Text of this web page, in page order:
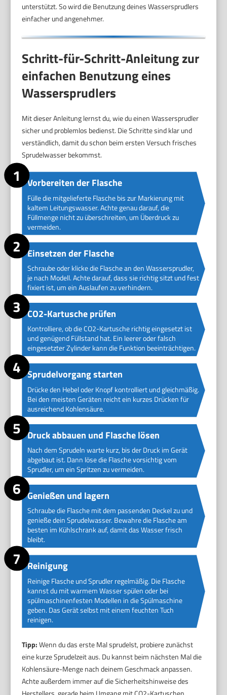
unterstützt. So wird die Benutzung deines Wassersprudlers
einfacher und angenehmer.
Schritt-für-Schritt-Anleitung zur
einfachen Benutzung eines
Wassersprudlers
Mit dieser Anleitung lernst du, wie du einen Wassersprudler
sicher und problemlos bedienst. Die Schritte sind klar und
verständlich, damit du schon beim ersten Versuch frisches
Sprudelwasser bekommst.
Vorbereiten der Flasche
Fülle die mitgelieferte Flasche bis zur Markierung mit
kaltem Leitungswasser. Achte genau darauf, die
Füllmenge nicht zu überschreiten, um Überdruck zu
vermeiden.
Einsetzen der Flasche
Schraube oder klicke die Flasche an den Wassersprudler,
je nach Modell. Achte darauf, dass sie richtig sitzt und fest
fixiert ist, um ein Auslaufen zu verhindern.
CO2-Kartusche prüfen
Kontrolliere, ob die CO2-Kartusche richtig eingesetzt ist
und genügend Füllstand hat. Ein leerer oder falsch
eingesetzter Zylinder kann die Funktion beeinträchtigen.
Sprudelvorgang starten
Drücke den Hebel oder Knopf kontrolliert und gleichmäßig.
Bei den meisten Geräten reicht ein kurzes Drücken für
ausreichend Kohlensäure.
Druck abbauen und Flasche lösen
Nach dem Sprudeln warte kurz, bis der Druck im Gerät
abgebaut ist. Dann löse die Flasche vorsichtig vom
Sprudler, um ein Spritzen zu vermeiden.
Genießen und lagern
Schraube die Flasche mit dem passenden Deckel zu und
genieße dein Sprudelwasser. Bewahre die Flasche am
besten im Kühlschrank auf, damit das Wasser frisch
bleibt.
Reinigung
Reinige Flasche und Sprudler regelmäßig. Die Flasche
kannst du mit warmem Wasser spülen oder bei
spülmaschinenfesten Modellen in die Spülmaschine
geben. Das Gerät selbst mit einem feuchten Tuch
reinigen.
Tipp:Wenn du das erste Mal sprudelst, probiere zunächst
eine kurze Sprudelzeit aus. Du kannst beim nächsten Mal die
Kohlensäure-Menge nach deinem Geschmack anpassen.
Achte außerdem immer auf die Sicherheitshinweise des